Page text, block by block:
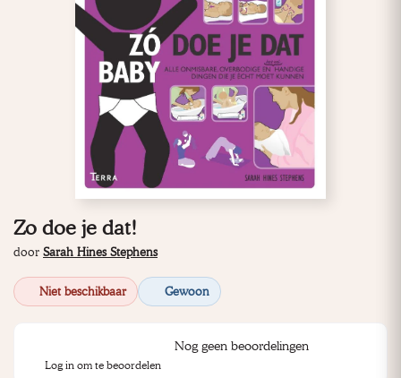
Zo doe je dat!
door Sarah Hines Stephens
Niet beschikbaar Gewoon
Nog geen beoordelingen
Log in om te beoordelen